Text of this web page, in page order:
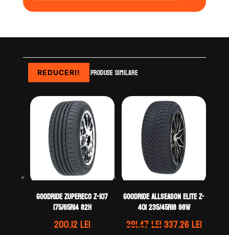
Produse similare
GOODRIDE ZUPERECO Z-107
175/65R14 82H
200.12lei
REDUCERI!
GOODRIDE ALLSEASON ELITE Z-
401 235/45R18 98W
391.47leiPrețul
337.26leiPrețul
REDUCERI!
REDUCERI!